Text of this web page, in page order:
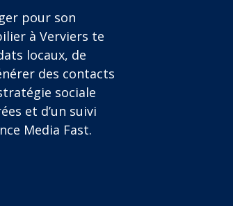
pour son
à Verviers te
locaux, de
des contacts
sociale
et d’un suivi
Media Fast.